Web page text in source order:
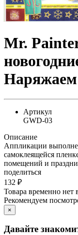
Mr.
Наряжаем
Артикул
GWD-03
Описание
Аппликации
самоклеящейся
помещений и
поделиться
132 ₽
Товара временно нет
Рекомендуем
×
Давайте